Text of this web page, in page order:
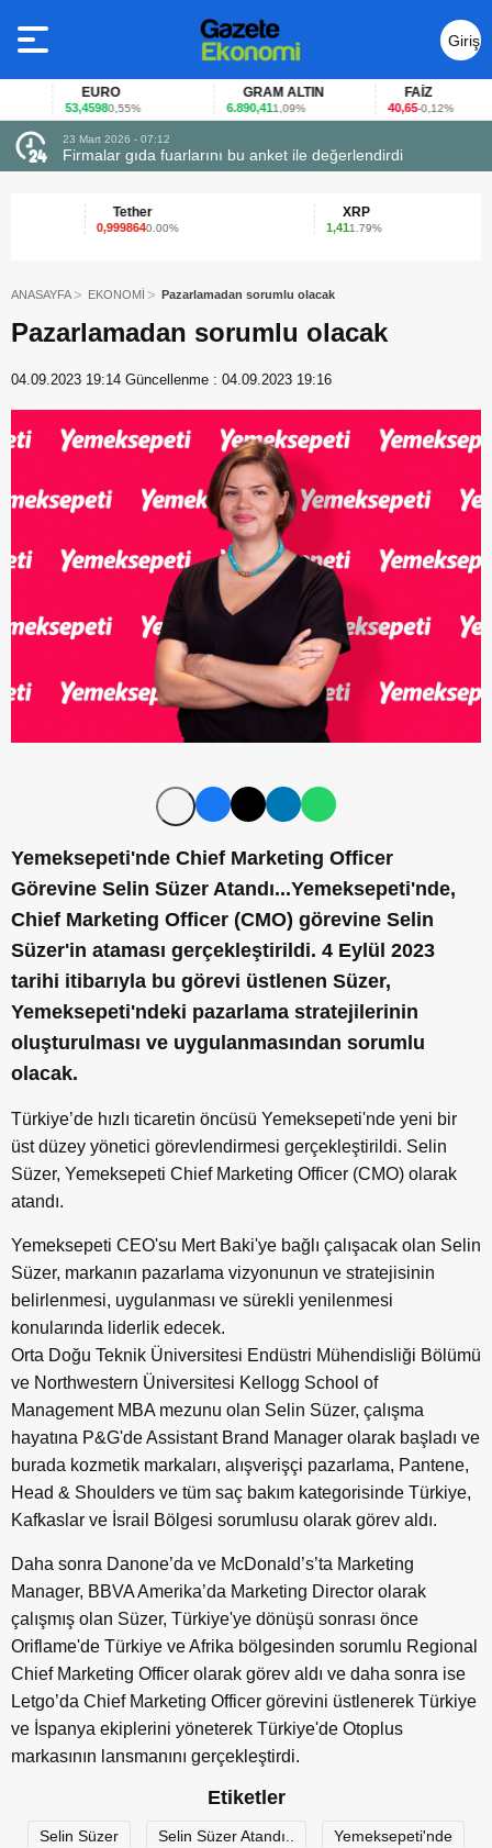
Giriş
Yap
EURO
53,45980,55%
GRAM ALTIN
6.890,411,09% 40,65-0,12%
23 Mart 2026 - 07:12
Firmalar gıda fuarlarını bu anket ile değerlendirdi
Tether
0,9998640.00%
XRP
1.79%
ANASAYFA EKONOMİ Pazarlamadan sorumlu olacak
Pazarlamadan sorumlu olacak
04.09.2023 19:14 Güncellenme : 04.09.2023 19:16
Yemeksepeti'nde Chief Marketing Officer
Görevine Selin Süzer Atandı...Yemeksepeti'nde,
Chief Marketing Officer (CMO) görevine Selin
Süzer'in ataması gerçekleştirildi. 4 Eylül 2023
tarihi itibarıyla bu görevi üstlenen Süzer,
Yemeksepeti'ndeki pazarlama stratejilerinin
oluşturulması ve uygulanmasından sorumlu
olacak.
Türkiye’de hızlı ticaretin öncüsü Yemeksepeti'nde yeni bir
üst düzey yönetici görevlendirmesi gerçekleştirildi. Selin
Süzer, Yemeksepeti Chief Marketing Officer (CMO) olarak
atandı.
Yemeksepeti CEO'su Mert Baki'ye bağlı çalışacak olan Selin
Süzer, markanın pazarlama vizyonunun ve stratejisinin
belirlenmesi, uygulanması ve sürekli yenilenmesi
konularında liderlik edecek.
Orta Doğu Teknik Üniversitesi Endüstri Mühendisliği Bölümü
ve Northwestern Üniversitesi Kellogg School of
Management MBA mezunu olan Selin Süzer, çalışma
hayatına P&G'de Assistant Brand Manager olarak başladı ve
burada kozmetik markaları, alışverişçi pazarlama, Pantene,
Head & Shoulders ve tüm saç bakım kategorisinde Türkiye,
Kafkaslar ve İsrail Bölgesi sorumlusu olarak görev aldı.
Daha sonra Danone’da ve McDonald’s’ta Marketing
Manager, BBVA Amerika’da Marketing Director olarak
çalışmış olan Süzer, Türkiye'ye dönüşü sonrası önce
Oriflame'de Türkiye ve Afrika bölgesinden sorumlu Regional
Chief Marketing Officer olarak görev aldı ve daha sonra ise
Letgo’da Chief Marketing Officer görevini üstlenerek Türkiye
ve İspanya ekiplerini yöneterek Türkiye'de Otoplus
markasının lansmanını gerçekleştirdi.
Etiketler
Selin Süzer Selin Süzer Atandı.. Yemeksepeti'nde